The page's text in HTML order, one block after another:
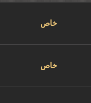
خاص
خاص